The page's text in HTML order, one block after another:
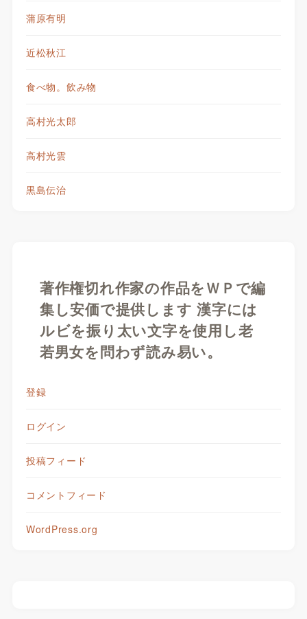
蒲原有明
近松秋江
食べ物。飲み物
高村光太郎
高村光雲
黒島伝治
著作権切れ作家の作品をＷＰで編
集し安価で提供します 漢字には
ルビを振り太い文字を使用し老
若男女を問わず読み易い。
登録
ログイン
投稿フィード
コメントフィード
WordPress.org